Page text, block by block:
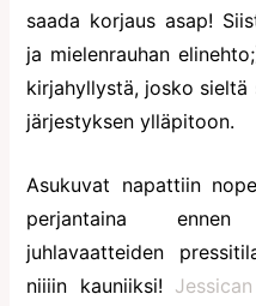
saada korjaus asap!
ja mielenrauhan
kirjahyllystä, josko
järjestyksen ylläpitoon.
Asukuvat napattiin
perjantaina
juhlavaatteiden
niiiin kauniiksi!